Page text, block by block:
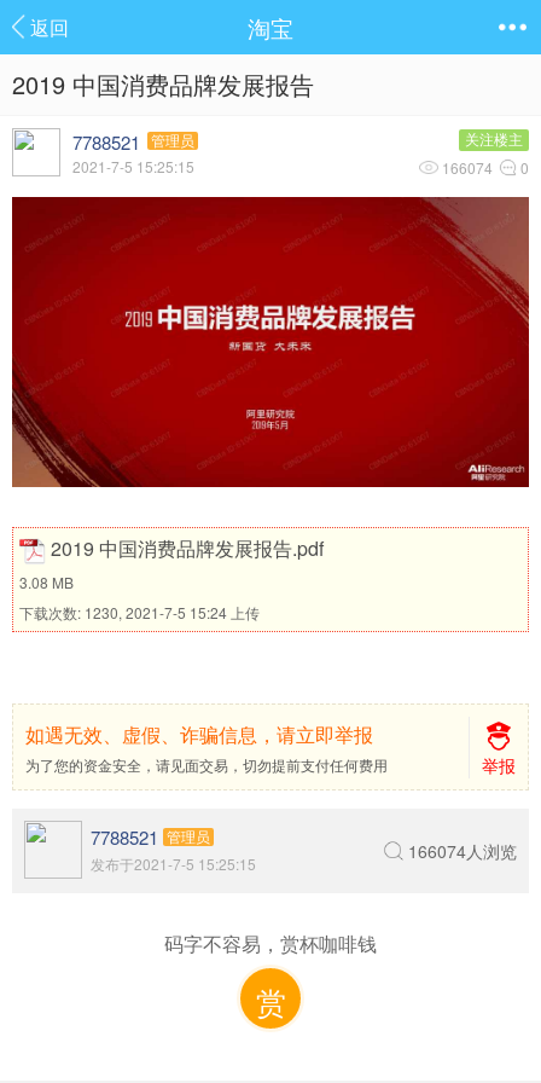
返回 淘宝
2019 中国消费品牌发展报告
7788521 管理员
2021-7-5 15:25:15
关注楼主
166074 0
2019 中国消费品牌发展报告.pdf
3.08 MB
下载次数: 1230, 2021-7-5 15:24 上传
如遇无效、虚假、诈骗信息，请立即举报
为了您的资金安全，请见面交易，切勿提前支付任何费用 举报
166074人浏览
7788521 管理员
发布于2021-7-5 15:25:15
码字不容易，赏杯咖啡钱
赏